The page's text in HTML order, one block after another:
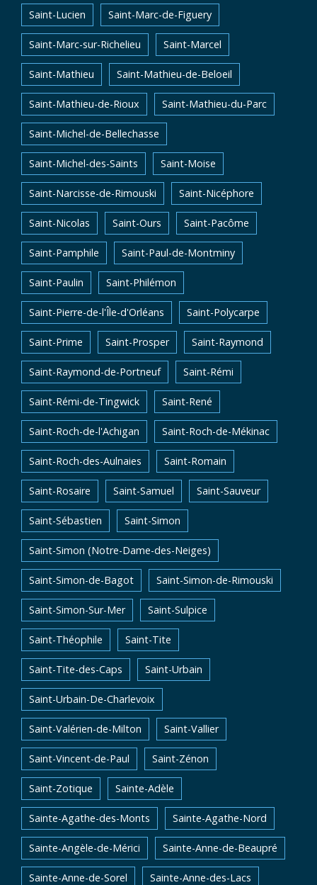
Saint-Lucien Saint-Marc-de-Figuery
Saint-Marc-sur-Richelieu Saint-Marcel
Saint-Mathieu Saint-Mathieu-de-Beloeil
Saint-Mathieu-de-Rioux Saint-Mathieu-du-Parc
Saint-Michel-de-Bellechasse
Saint-Michel-des-Saints Saint-Moise
Saint-Narcisse-de-Rimouski Saint-Nicéphore
Saint-Nicolas Saint-Ours Saint-Pacôme
Saint-Pamphile Saint-Paul-de-Montminy
Saint-Paulin Saint-Philémon
Saint-Pierre-de-l'Île-d'Orléans Saint-Polycarpe
Saint-Prime Saint-Prosper Saint-Raymond
Saint-Raymond-de-Portneuf Saint-Rémi
Saint-Rémi-de-Tingwick Saint-René
Saint-Roch-de-l'Achigan Saint-Roch-de-Mékinac
Saint-Roch-des-Aulnaies Saint-Romain
Saint-Rosaire Saint-Samuel Saint-Sauveur
Saint-Sébastien Saint-Simon
Saint-Simon (Notre-Dame-des-Neiges)
Saint-Simon-de-Bagot Saint-Simon-de-Rimouski
Saint-Simon-Sur-Mer Saint-Sulpice
Saint-Théophile Saint-Tite
Saint-Tite-des-Caps Saint-Urbain
Saint-Urbain-De-Charlevoix
Saint-Valérien-de-Milton Saint-Vallier
Saint-Vincent-de-Paul Saint-Zénon
Saint-Zotique Sainte-Adèle
Sainte-Agathe-des-Monts Sainte-Agathe-Nord
Sainte-Angèle-de-Mérici Sainte-Anne-de-Beaupré
Sainte-Anne-de-Sorel Sainte-Anne-des-Lacs